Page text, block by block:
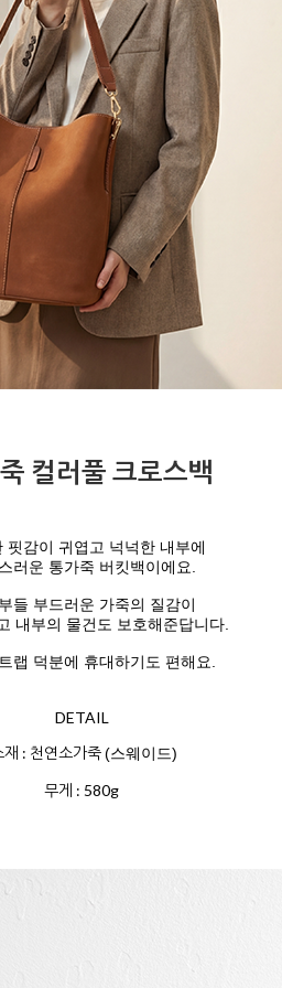
컬러풀 크로스백
핏감이 귀엽고 넉넉한 내부에
러운 통가죽 버킷백이에요.
들 부드러운 가죽의 질감이
내부의 물건도 보호해준답니다.
랩 덕분에 휴대하기도 편해요.
DETAIL
재 : 천연소가죽(스웨이드)
무게 : 580g